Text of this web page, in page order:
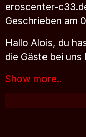
eroscenter-
Geschrieben am
Hallo Alois, du
die Gäste bei
Show more..